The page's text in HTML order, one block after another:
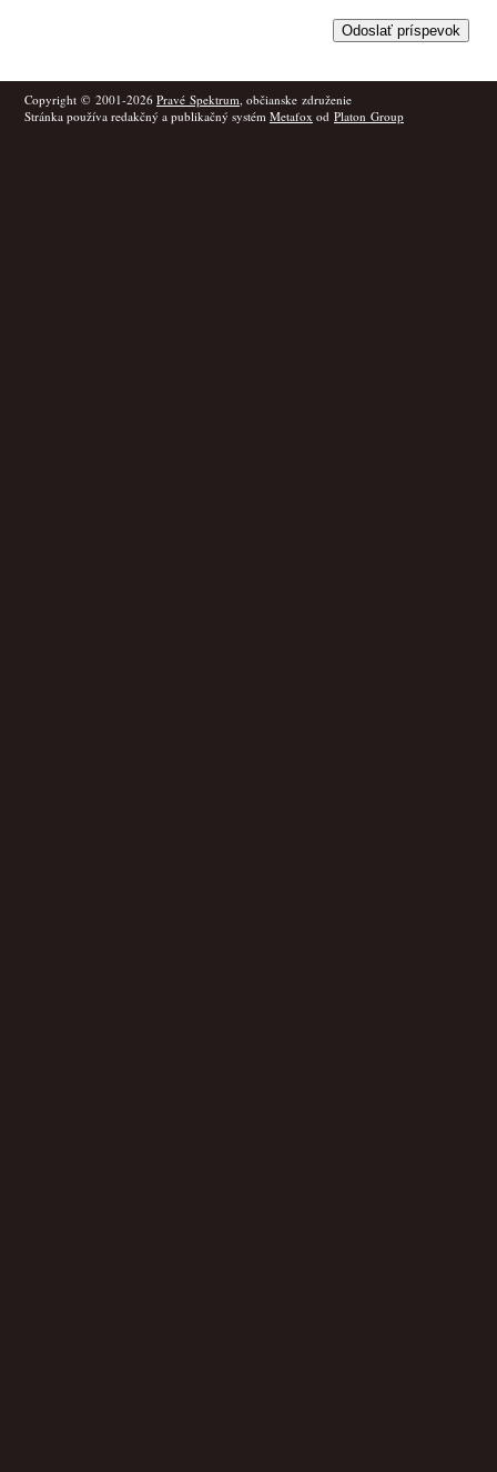
Copyright © 2001-2026 Pravé Spektrum, občianske združenie
Stránka používa redakčný a publikačný systém Metafox od Platon Group